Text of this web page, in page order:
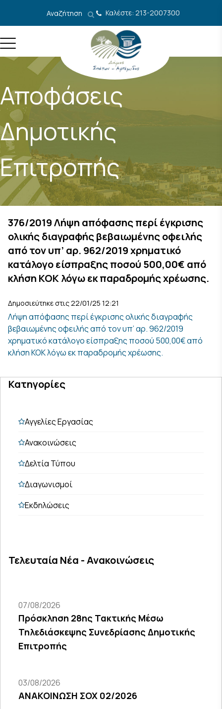
Αναζήτηση Καλέστε: 213-2007300
Αποφάσεις
Δημοτικής
Επιτροπής
376/2019 Λήψη απόφασης περί έγκρισης
ολικής διαγραφής βεβαιωμένης οφειλής
από τον υπ’ αρ. 962/2019 χρηματικό
κατάλογο είσπραξης ποσού 500,00€ από
κλήση ΚΟΚ λόγω εκ παραδρομής χρέωσης.
Δημοσιεύτηκε στις 22/01/25 12:21
Λήψη απόφασης περί έγκρισης ολικής διαγραφής
βεβαιωμένης οφειλής από τον υπ’ αρ. 962/2019
χρηματικό κατάλογο είσπραξης ποσού 500,00€ από
κλήση ΚΟΚ λόγω εκ παραδρομής χρέωσης.
Κατηγορίες
Αγγελίες Εργασίας
Ανακοινώσεις
Δελτία Τύπου
Διαγωνισμοί
Εκδηλώσεις
Τελευταία Νέα - Ανακοινώσεις
07/08/2026
Πρόσκληση 28ης Τακτικής Μέσω
Τηλεδιάσκεψης Συνεδρίασης Δημοτικής
Επιτροπής
03/08/2026
ΑΝΑΚΟΙΝΩΣΗ ΣΟΧ 02/2026